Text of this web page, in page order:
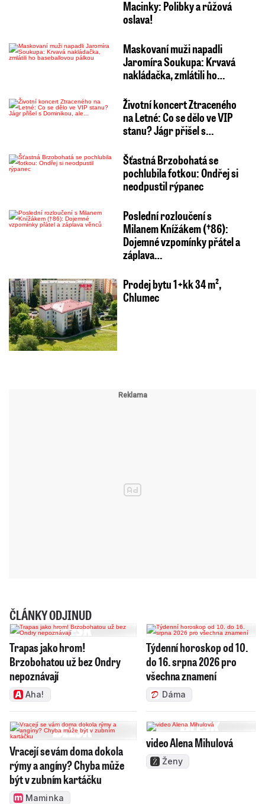
Macinky: Polibky a růžová
oslava!
Maskovaní muži napadli
Jaromíra Soukupa: Krvavá
nakládačka, zmlátili ho…
Životní koncert Ztraceného
na Letné: Co se dělo ve VIP
stanu? Jágr přišel s…
Šťastná Brzobohatá se
pochlubila fotkou: Ondřej si
neodpustil rýpanec
Poslední rozloučení s
Milanem Knížákem (†86):
Dojemné vzpomínky přátel a
záplava…
Prodej bytu 1+kk 34 m²,
Chlumec
ČLÁNKY ODJINUD
Trapas jako hrom!
Brzobohatou už bez Ondry
nepoznávají
Aha!
Týdenní horoskop od 10.
do 16. srpna 2026 pro
všechna znamení
Dáma
Vracejí se vám doma dokola
rýmy a angíny? Chyba může
být v zubním kartáčku
Maminka
video Alena Mihulová
Ženy